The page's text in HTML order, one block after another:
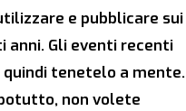
e pubblicare sui
Gli eventi recenti
tenetelo a mente.
non volete